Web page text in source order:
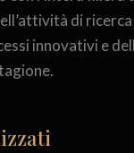
di ricerca
innovativi e